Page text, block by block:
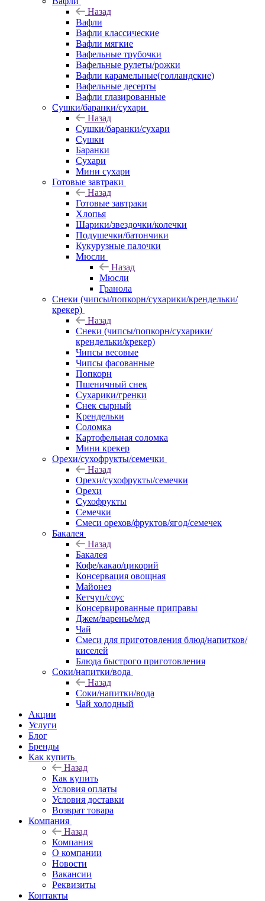
Назад
Вафли
Вафли классические
Вафли мягкие
Вафельные трубочки
Вафельные рулеты/рожки
Вафли карамельные(голландские)
Вафельные десерты
Вафли глазированные
Сушки/баранки/сухари
Назад
Сушки/баранки/сухари
Сушки
Баранки
Сухари
Мини сухари
Готовые завтраки
Назад
Готовые завтраки
Хлопья
Шарики/звездочки/колечки
Подушечки/батончики
Кукурузные палочки
Мюсли
Назад
Мюсли
Гранола
Снеки (чипсы/попкорн/сухарики/крендельки/
крекер)
Назад
Снеки (чипсы/попкорн/сухарики/
крендельки/крекер)
Чипсы весовые
Чипсы фасованные
Попкорн
Пшеничный снек
Сухарики/гренки
Снек сырный
Крендельки
Соломка
Картофельная соломка
Мини крекер
Орехи/сухофрукты/семечки
Назад
Орехи/сухофрукты/семечки
Орехи
Сухофрукты
Семечки
Смеси орехов/фруктов/ягод/семечек
Бакалея
Назад
Бакалея
Кофе/какао/цикорий
Консервация овощная
Майонез
Кетчуп/соус
Консервированные приправы
Джем/варенье/мед
Чай
Смеси для приготовления блюд/напитков/
киселей
Блюда быстрого приготовления
Соки/напитки/вода
Назад
Соки/напитки/вода
Чай холодный
Акции
Услуги
Блог
Бренды
Как купить
Назад
Как купить
Условия оплаты
Условия доставки
Возврат товара
Компания
Назад
Компания
О компании
Новости
Вакансии
Реквизиты
Контакты